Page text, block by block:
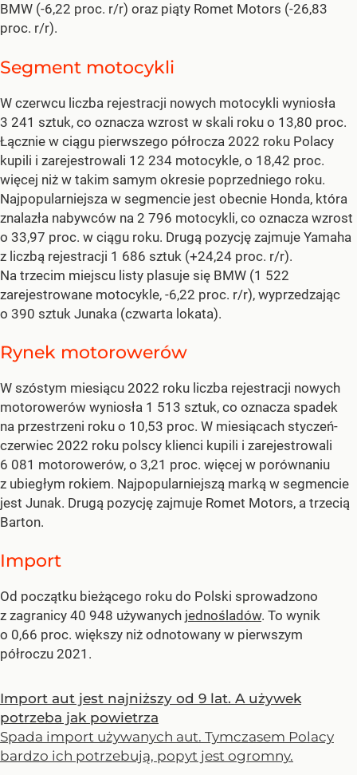
BMW (-6,22 proc. r/r) oraz piąty Romet Motors (-26,83
proc. r/r).
Segment motocykli
W czerwcu liczba rejestracji nowych motocykli wyniosła
3 241 sztuk, co oznacza wzrost w skali roku o 13,80 proc.
Łącznie w ciągu pierwszego półrocza 2022 roku Polacy
kupili i zarejestrowali 12 234 motocykle, o 18,42 proc.
więcej niż w takim samym okresie poprzedniego roku.
Najpopularniejsza w segmencie jest obecnie Honda, która
znalazła nabywców na 2 796 motocykli, co oznacza wzrost
o 33,97 proc. w ciągu roku. Drugą pozycję zajmuje Yamaha
z liczbą rejestracji 1 686 sztuk (+24,24 proc. r/r).
Na trzecim miejscu listy plasuje się BMW (1 522
zarejestrowane motocykle, -6,22 proc. r/r), wyprzedzając
o 390 sztuk Junaka (czwarta lokata).
Rynek motorowerów
W szóstym miesiącu 2022 roku liczba rejestracji nowych
motorowerów wyniosła 1 513 sztuk, co oznacza spadek
na przestrzeni roku o 10,53 proc. W miesiącach styczeń-
czerwiec 2022 roku polscy klienci kupili i zarejestrowali
6 081 motorowerów, o 3,21 proc. więcej w porównaniu
z ubiegłym rokiem. Najpopularniejszą marką w segmencie
jest Junak. Drugą pozycję zajmuje Romet Motors, a trzecią
Barton.
Import
Od początku bieżącego roku do Polski sprowadzono
z zagranicy 40 948 używanych jednośladów. To wynik
o 0,66 proc. większy niż odnotowany w pierwszym
półroczu 2021.
Import aut jest najniższy od 9 lat. A używek
potrzeba jak powietrza
Spada import używanych aut. Tymczasem Polacy
bardzo ich potrzebują, popyt jest ogromny.